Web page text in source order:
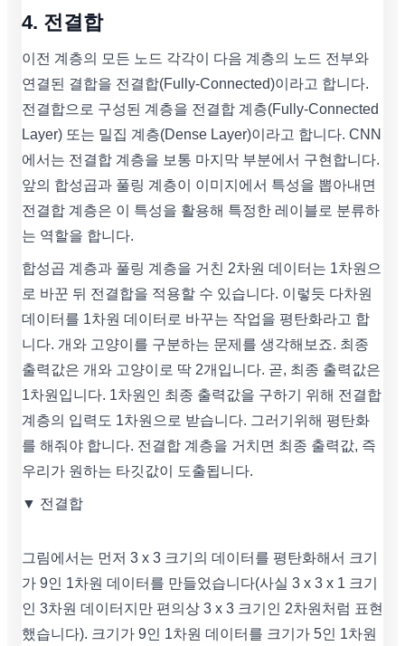
4. 전결합
이전 계층의 모든 노드 각각이 다음 계층의 노드 전부와
연결된 결합을 전결합(Fully-Connected)이라고 합니다.
전결합으로 구성된 계층을 전결합 계층(Fully-Connected
Layer) 또는 밀집 계층(Dense Layer)이라고 합니다. CNN
에서는 전결합 계층을 보통 마지막 부분에서 구현합니다.
앞의 합성곱과 풀링 계층이 이미지에서 특성을 뽑아내면
전결합 계층은 이 특성을 활용해 특정한 레이블로 분류하
는 역할을 합니다.
합성곱 계층과 풀링 계층을 거친 2차원 데이터는 1차원으
로 바꾼 뒤 전결합을 적용할 수 있습니다. 이렇듯 다차원
데이터를 1차원 데이터로 바꾸는 작업을 평탄화라고 합
니다. 개와 고양이를 구분하는 문제를 생각해보죠. 최종
출력값은 개와 고양이로 딱 2개입니다. 곧, 최종 출력값은
1차원입니다. 1차원인 최종 출력값을 구하기 위해 전결합
계층의 입력도 1차원으로 받습니다. 그러기위해 평탄화
를 해줘야 합니다. 전결합 계층을 거치면 최종 출력값, 즉
우리가 원하는 타깃값이 도출됩니다.
▼ 전결합
그림에서는 먼저 3 x 3 크기의 데이터를 평탄화해서 크기
가 9인 1차원 데이터를 만들었습니다(사실 3 x 3 x 1 크기
인 3차원 데이터지만 편의상 3 x 3 크기인 2차원처럼 표현
했습니다). 크기가 9인 1차원 데이터를 크기가 5인 1차원